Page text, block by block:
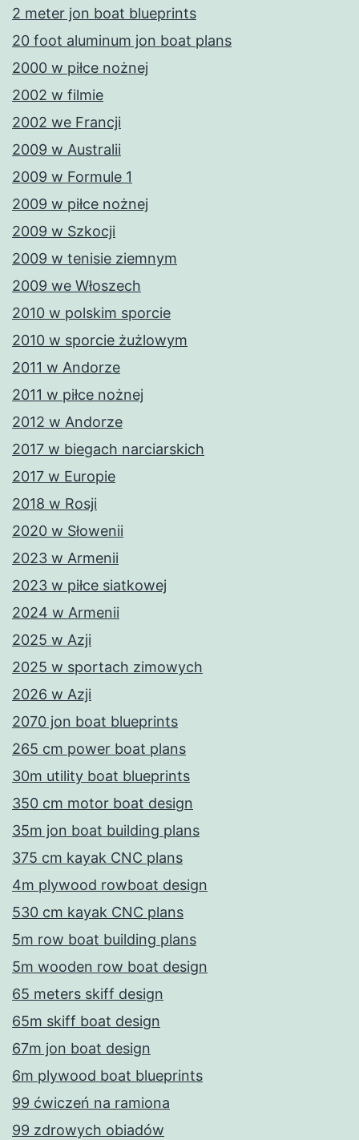
2 meter jon boat blueprints
20 foot aluminum jon boat plans
2000 w piłce nożnej
2002 w filmie
2002 we Francji
2009 w Australii
2009 w Formule 1
2009 w piłce nożnej
2009 w Szkocji
2009 w tenisie ziemnym
2009 we Włoszech
2010 w polskim sporcie
2010 w sporcie żużlowym
2011 w Andorze
2011 w piłce nożnej
2012 w Andorze
2017 w biegach narciarskich
2017 w Europie
2018 w Rosji
2020 w Słowenii
2023 w Armenii
2023 w piłce siatkowej
2024 w Armenii
2025 w Azji
2025 w sportach zimowych
2026 w Azji
2070 jon boat blueprints
265 cm power boat plans
30m utility boat blueprints
350 cm motor boat design
35m jon boat building plans
375 cm kayak CNC plans
4m plywood rowboat design
530 cm kayak CNC plans
5m row boat building plans
5m wooden row boat design
65 meters skiff design
65m skiff boat design
67m jon boat design
6m plywood boat blueprints
99 ćwiczeń na ramiona
99 zdrowych obiadów